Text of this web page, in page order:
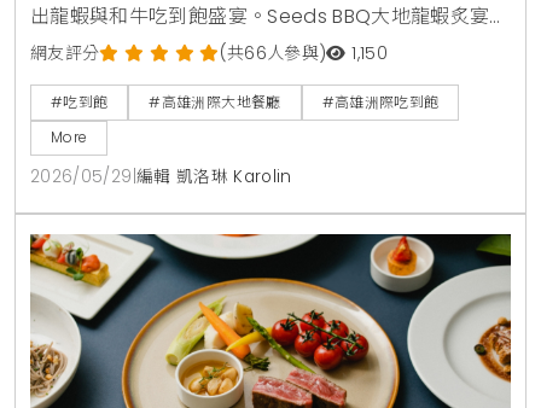
出龍蝦與和牛吃到飽盛宴。Seeds BBQ大地龍蝦炙宴於
中秋連假加場，Seeds和牛珍饌則集結鹿兒島A4和牛與
美國肋眼。活動於6月1日上午11:00開放預訂。
網友評分 (共66人參與) 1,150
#吃到飽 #高雄洲際大地餐廳
#高雄洲際吃到飽
More
2026/05/29 編輯 凱洛琳 Karolin